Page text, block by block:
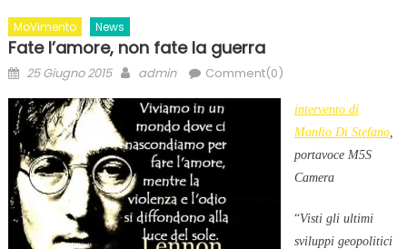
MoVimento News
Fate l’amore, non fate la guerra
Posted
25 Giugno 2015 Author
admin Comment(0)
intervento di
Manlio Di Stefano,
portavoce M5S
Camera
“Visti gli ultimi
sviluppi geopolitici